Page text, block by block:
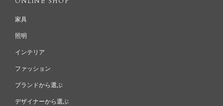
家具
照明
インテリア
ファッション
ブランドから選ぶ
デザイナーから選ぶ